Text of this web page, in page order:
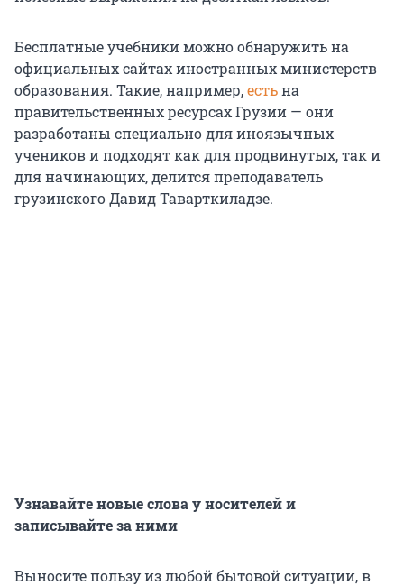
Бесплатные учебники можно обнаружить на
официальных сайтах иностранных министерств
образования. Такие, например,естьна
правительственных ресурсах Грузии — они
разработаны специально для иноязычных
учеников и подходят как для продвинутых, так и
для начинающих, делится преподаватель
грузинского Давид Таварткиладзе.
Узнавайте новые слова у носителей и
записывайте за ними
Выносите пользу из любой бытовой ситуации, в